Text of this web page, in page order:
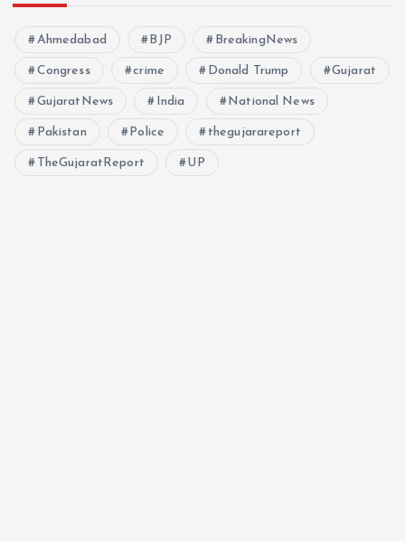
Ahmedabad BJP BreakingNews
Congress crime Donald Trump Gujarat
GujaratNews India National News
Pakistan Police thegujarareport
TheGujaratReport UP